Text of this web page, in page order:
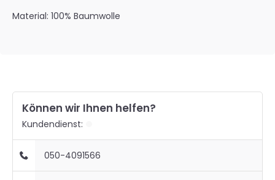
Material: 100% Baumwolle
Können wir Ihnen helfen?
Kundendienst:
050-4091566